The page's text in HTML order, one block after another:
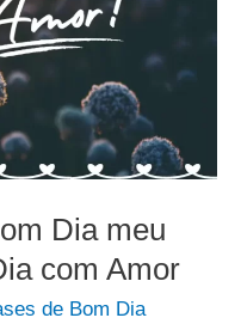
Dia meu
com Amor
de Bom Dia